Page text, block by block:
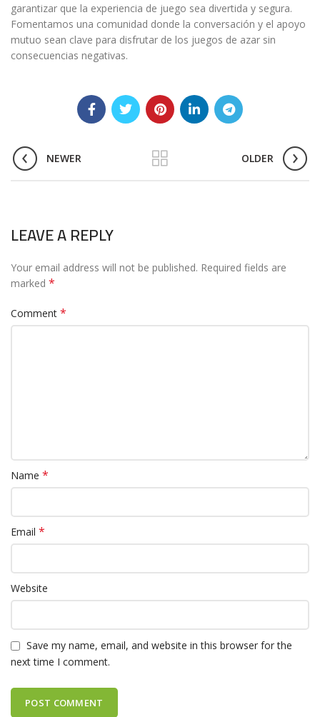
garantizar que la experiencia de juego sea divertida y segura.
Fomentamos una comunidad donde la conversación y el apoyo
mutuo sean clave para disfrutar de los juegos de azar sin
consecuencias negativas.
NEWER OLDER
LEAVE A REPLY
Your email address will not be published. Required fields are
marked *
Comment *
Name *
Email *
Website
Save my name, email, and website in this browser for the
next time I comment.